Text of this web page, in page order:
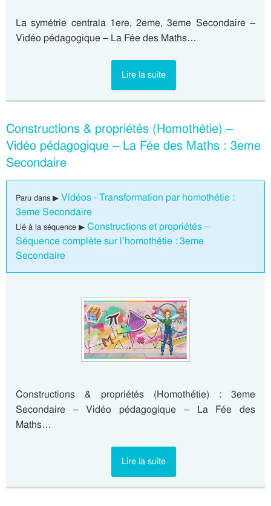
La symétrie centrala 1ere, 2eme, 3eme Secondaire –
Vidéo pédagogique – La Fée des Maths…
Lire la suite
Constructions & propriétés (Homothétie) –
Vidéo pédagogique – La Fée des Maths : 3eme
Secondaire
Paru dans ▶ Vidéos - Transformation par homothétie :
3eme Secondaire
Lié à la séquence ▶ Constructions et propriétés –
Séquence complète sur l’homothétie : 3eme
Secondaire
Constructions & propriétés (Homothétie) : 3eme
Secondaire – Vidéo pédagogique – La Fée des
Maths…
Lire la suite